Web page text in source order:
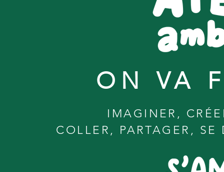
ON VA
IMAGINER,
COLLER, PARTAGER,